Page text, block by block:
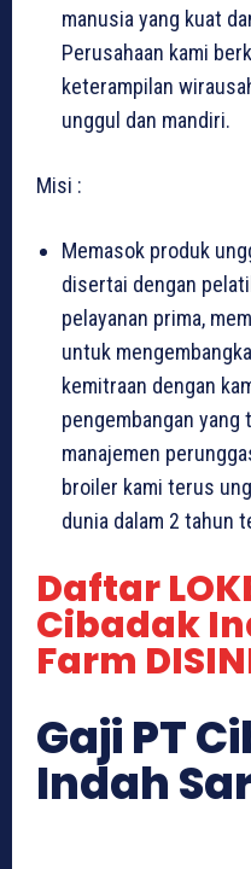
manusia yang kuat
Perusahaan kami
keterampilan
unggul dan mandiri.
Misi :
Memasok produk
disertai dengan
pelayanan prima,
untuk
kemitraan dengan
pengembangan yang
manajemen
broiler kami terus
dunia dalam 2 tahun
Daftar
Cibadak
Farm
Gaji PT
Indah